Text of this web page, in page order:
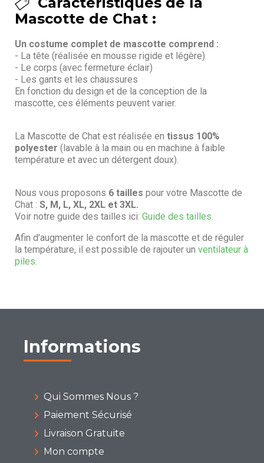
Mascotte de Chat :
Un costume complet de mascotte comprend :
- La tête (réalisée en mousse rigide et légère)
- Le corps (avec fermeture éclair)
- Les gants et les chaussures
En fonction du design et de la conception de la
mascotte, ces éléments peuvent varier.
La Mascotte de Chat est réalisée en tissus 100%
polyester (lavable à la main ou en machine à faible
température et avec un détergent doux).
Nous vous proposons 6 tailles pour votre Mascotte de
Chat : S, M, L, XL, 2XL et 3XL.
Voir notre guide des tailles ici: Guide des tailles.
Afin d'augmenter le confort de la mascotte et de réguler
la température, il est possible de rajouter un ventilateur à
piles.
Informations
Qui Sommes Nous ?
Paiement Sécurisé
Livraison Gratuite
Mon compte